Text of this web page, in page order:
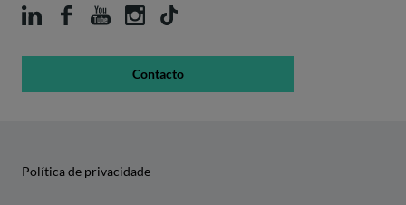
Contacto
Política de privacidade